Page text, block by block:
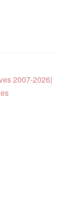
2007-2026|